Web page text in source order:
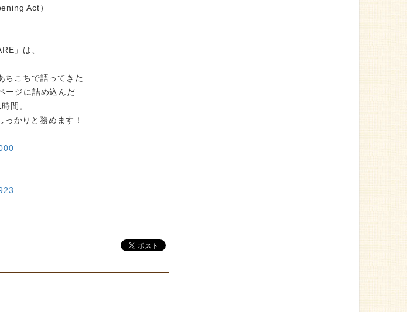
Act）
」は、
ちこちで語ってきた
ージに詰め込んだ
間。
かりと務めます！